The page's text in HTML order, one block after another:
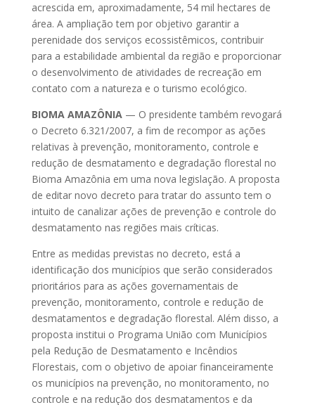
acrescida em, aproximadamente, 54 mil hectares de
área. A ampliação tem por objetivo garantir a
perenidade dos serviços ecossistêmicos, contribuir
para a estabilidade ambiental da região e proporcionar
o desenvolvimento de atividades de recreação em
contato com a natureza e o turismo ecológico.
BIOMA AMAZÔNIA— O presidente também revogará
o Decreto 6.321/2007, a fim de recompor as ações
relativas à prevenção, monitoramento, controle e
redução de desmatamento e degradação florestal no
Bioma Amazônia em uma nova legislação. A proposta
de editar novo decreto para tratar do assunto tem o
intuito de canalizar ações de prevenção e controle do
desmatamento nas regiões mais críticas.
Entre as medidas previstas no decreto, está a
identificação dos municípios que serão considerados
prioritários para as ações governamentais de
prevenção, monitoramento, controle e redução de
desmatamentos e degradação florestal. Além disso, a
proposta institui o Programa União com Municípios
pela Redução de Desmatamento e Incêndios
Florestais, com o objetivo de apoiar financeiramente
os municípios na prevenção, no monitoramento, no
controle e na redução dos desmatamentos e da